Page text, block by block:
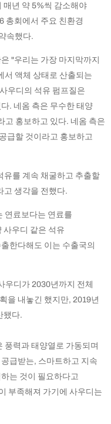
매년 약 5%씩 감소해야
총회에서 주요 친환경
속했다.
"우리는 가장 마지막까지
서 액체 상태로 산출되는
우디의 석유 펌프질은
. 네옴 측은 무수한 태양
고 홍보하고 있다. 네옴 측은
급할 것이라고 홍보하고
유를 계속 채굴하고 추출할
고 생각을 전했다.
연료보다는 연료를
사우디 같은 석유
한다해도 이는 수출국의
우디가 2030년까지 전체
을 내놓긴 했지만, 2019년
됐다.
풍력과 태양열로 가동되며
급받는, 스마트하고 지속
는 것이 필요하다고
부족해져 가기에 사우디는